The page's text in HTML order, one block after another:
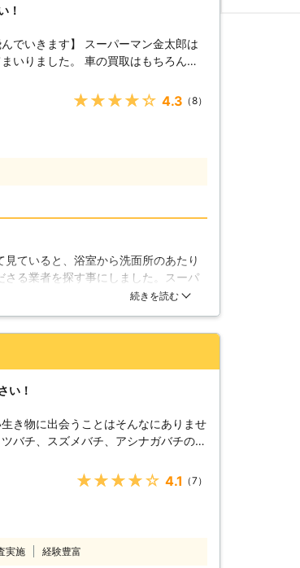
！
でいきます】 スーパーマン金太郎は
いりました。 車の買取はもちろん、
を行い、そのノウハウを活かしたハイ
おります。住宅の様々な問題に対応し
もちろんシロアリ駆除と一緒に、被害
の危険性】 シロ
といわれていますので、発見したらす
れが人里にまで降りてくると、シロア
くだ
ほど悪化するものです。当社はお見
ロアリかな？と思った時はすぐにご連
★★★★★ 4.3 （8）
ていると、浴室から洗面所のあたり
る業者を探す事にしました。スーパ
に駆除だけでなく、被害にあったと
。今後とも、定期健診などをお願い
続きを読む
い！
き物に出会うことはそんなにありませ
バチ、スズメバチ、アシナガバチの3
作り、生活圏が丸かぶりしてしまうこ
撤去についてのご依頼が多いのも、特
ことにあります。わざわざ皆さんが危
はありません。私達にお任せくださ
らして威嚇までしてきます。でも、ア
して大人しいハチです。でも、そんな
★★★★★ 4.1 （7）
実施 経験豊富